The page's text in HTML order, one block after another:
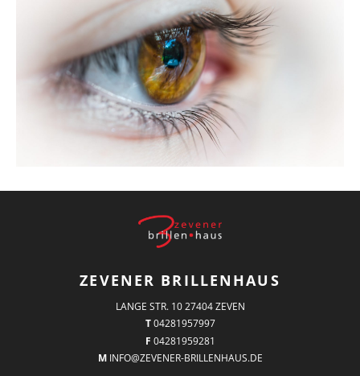
ZEVENER BRILLENHAUS
LANGE STR. 10 27404 ZEVEN
T04281957997
F 04281959281
M INFO@ZEVENER-BRILLENHAUS.DE